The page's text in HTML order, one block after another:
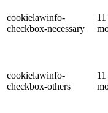
cookielawinfo-
checkbox-necessary
11
cookielawinfo-
checkbox-others
11